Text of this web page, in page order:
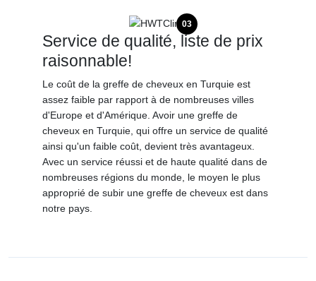
03
Service de qualité, liste de prix
raisonnable!
Le coût de la greffe de cheveux en Turquie est
assez faible par rapport à de nombreuses villes
d'Europe et d'Amérique. Avoir une greffe de
cheveux en Turquie, qui offre un service de qualité
ainsi qu'un faible coût, devient très avantageux.
Avec un service réussi et de haute qualité dans de
nombreuses régions du monde, le moyen le plus
approprié de subir une greffe de cheveux est dans
notre pays.